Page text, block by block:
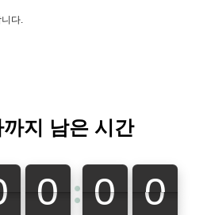
다.
지 남은 시간
0
0 : 0
0 0
0